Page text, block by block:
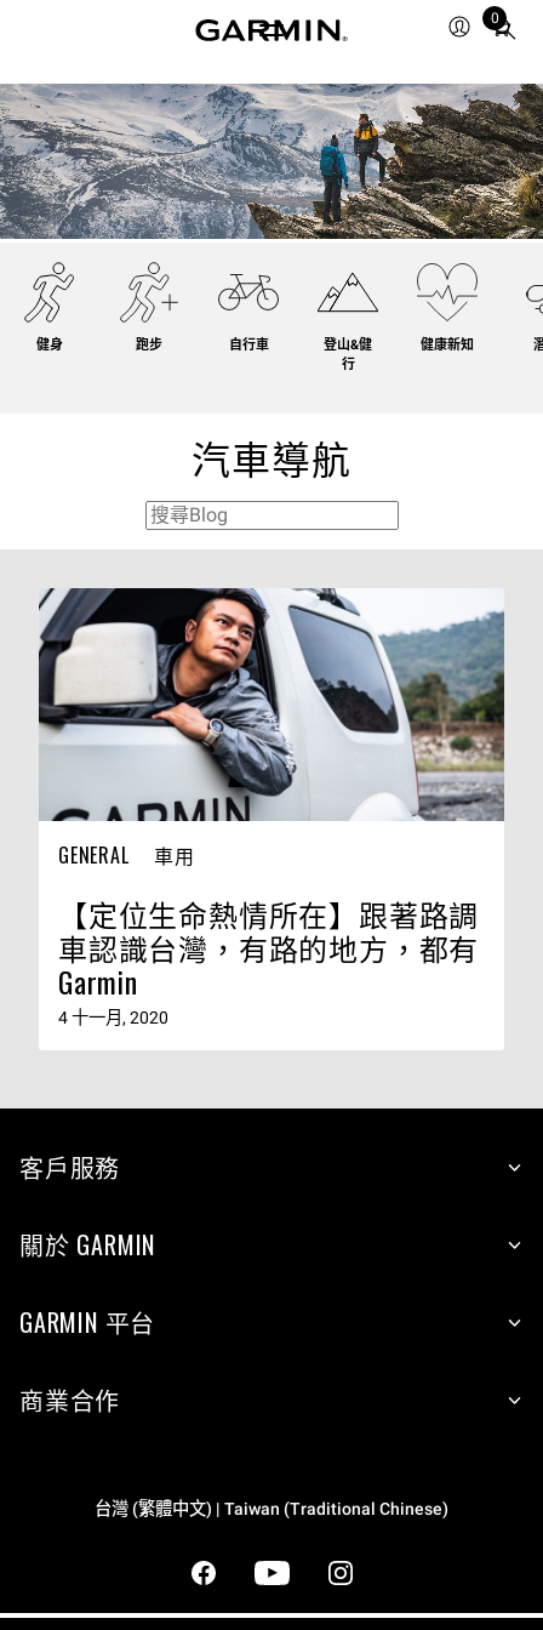
0
Total
in
cart:
0
健身 跑步 自行車
登山&健
行
健康新知
汽車導航
GENERAL 車用
【定位生命熱情所在】跟著路調
車認識台灣，有路的地方，都有
Garmin
4 十一月, 2020
客戶服務
關於 GARMIN
GARMIN 平台
商業合作
台灣 (繁體中文) | Taiwan (Traditional Chinese)